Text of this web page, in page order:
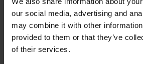
our social media, advertising and
may combine it with other
provided to them or that they’ve
of their services.
POLECANE20 GB+ lub
Zobacz pakiety